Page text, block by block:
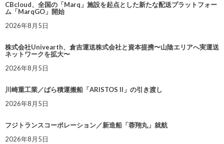
CBcloud、全国の「Marq」施設を起点とした新たな配送プラットフォー
ム「MarqGO」開始
2026年8月5日
株式会社Univearth、倉吉運送株式会社と資本提携〜山陰エリアへ実運送
ネットワークを拡大〜
2026年8月5日
川崎重工業／ばら積運搬船「ARISTOS II」の引き渡し
2026年8月5日
フジトランスコーポレーション／新造船「蓉翔丸」就航
2026年8月5日